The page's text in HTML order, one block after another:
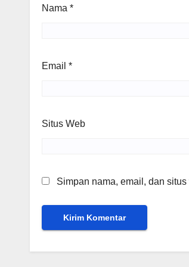
Nama *
Email *
Situs Web
Simpan nama, email, dan